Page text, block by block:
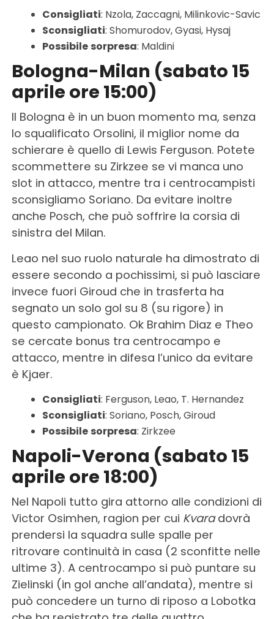
Consigliati: Nzola, Zaccagni, Milinkovic-Savic
Sconsigliati: Shomurodov, Gyasi, Hysaj
Possibile sorpresa: Maldini
Bologna-Milan (sabato 15
aprile ore 15:00)
Il Bologna è in un buon momento ma, senza
lo squalificato Orsolini, il miglior nome da
schierare è quello di Lewis Ferguson. Potete
scommettere su Zirkzee se vi manca uno
slot in attacco, mentre tra i centrocampisti
sconsigliamo Soriano. Da evitare inoltre
anche Posch, che può soffrire la corsia di
sinistra del Milan.
Leao nel suo ruolo naturale ha dimostrato di
essere secondo a pochissimi, si può lasciare
invece fuori Giroud che in trasferta ha
segnato un solo gol su 8 (su rigore) in
questo campionato. Ok Brahim Diaz e Theo
se cercate bonus tra centrocampo e
attacco, mentre in difesa l’unico da evitare
è Kjaer.
Consigliati: Ferguson, Leao, T. Hernandez
Sconsigliati: Soriano, Posch, Giroud
Possibile sorpresa: Zirkzee
Napoli-Verona (sabato 15
aprile ore 18:00)
Nel Napoli tutto gira attorno alle condizioni di
Victor Osimhen, ragion per cui Kvaradovrà
prendersi la squadra sulle spalle per
ritrovare continuità in casa (2 sconfitte nelle
ultime 3). A centrocampo si può puntare su
Zielinski (in gol anche all’andata), mentre si
può concedere un turno di riposo a Lobotka